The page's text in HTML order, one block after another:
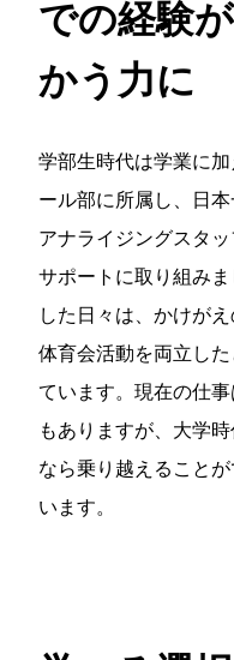
での経験
かう力に
学部生時代は学業に
ール部に所属し、日
アナライジングスタ
サポートに取り組み
した日々は、かけが
体育会活動を両立し
ています。現在の仕
もありますが、大学
なら乗り越えること
います。